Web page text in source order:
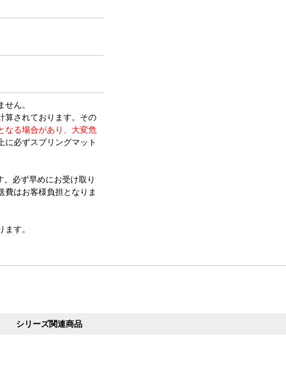
ん。
算されております。その
なる場合があり、大変危
に必ずスプリングマット
必ず早めにお受け取り
費はお客様負担となりま
す。
シリーズ関連商品